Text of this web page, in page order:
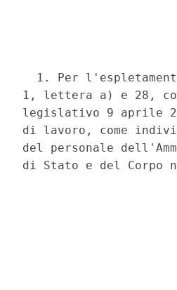
1. Per
1, lettera a) e 28,
legislativo 9 aprile
di lavoro, come
del personale